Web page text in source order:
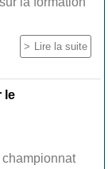
Lire la suite
le
championnat